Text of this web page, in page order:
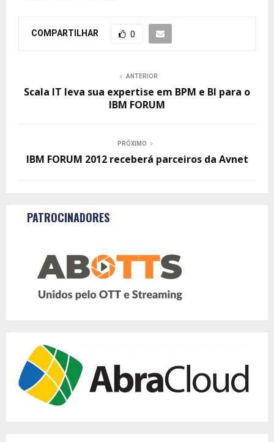
COMPARTILHAR 0
ANTERIOR
Scala IT leva sua expertise em BPM e BI para o
IBM FORUM
PRÓXIMO
IBM FORUM 2012 receberá parceiros da Avnet
PATROCINADORES